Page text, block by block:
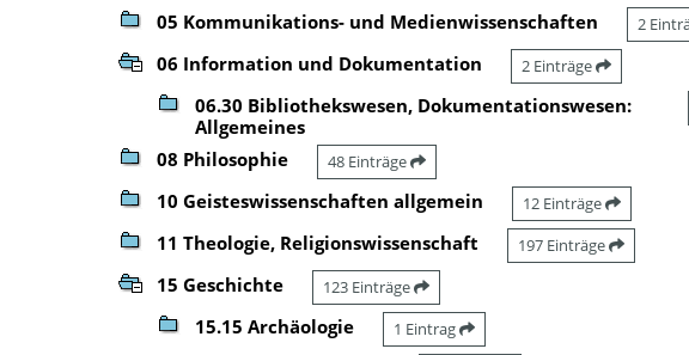
05 Kommunikations- und Medienwissenschaften
2
06 Information und Dokumentation 2 Einträge
06.30 Bibliothekswesen, Dokumentationswesen:
Allgemeines
08 Philosophie 48 Einträge
10 Geisteswissenschaften allgemein 12 Einträge
11 Theologie, Religionswissenschaft 197 Einträge
15 Geschichte 123 Einträge
15.15 Archäologie 1 Eintrag